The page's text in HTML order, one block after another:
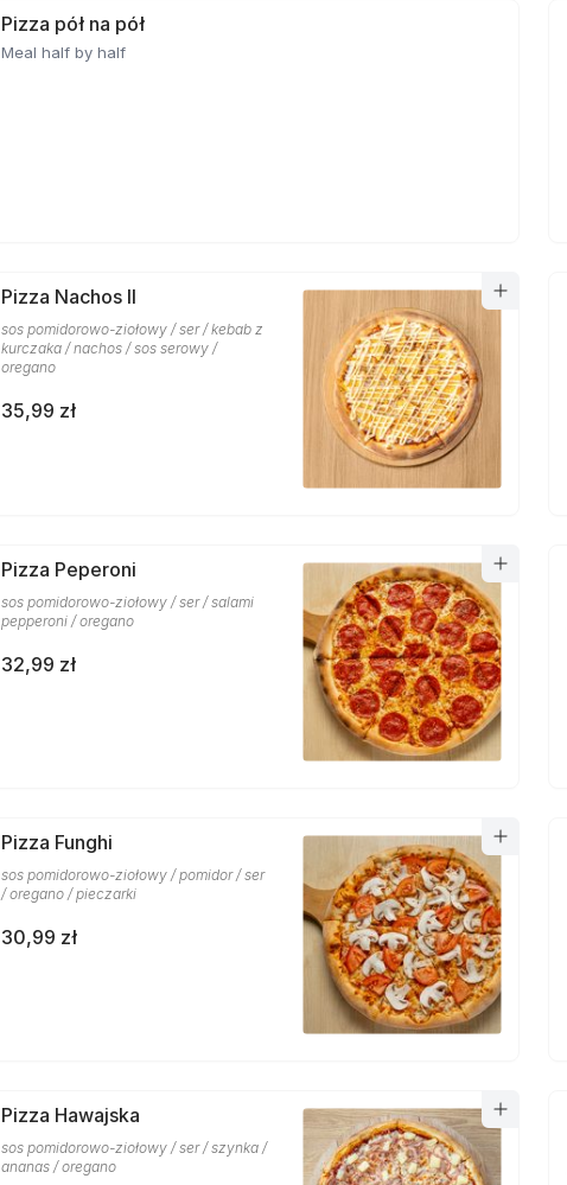
Pizza pół na pół
Meal half by half
Pizza Nachos II
sos pomidorowo-ziołowy / ser / kebab z
kurczaka / nachos / sos serowy /
oregano
35,99 zł
Pizza Peperoni
sos pomidorowo-ziołowy / ser / salami
pepperoni / oregano
32,99 zł
Pizza Funghi
sos pomidorowo-ziołowy / pomidor / ser
/ oregano / pieczarki
30,99 zł
Pizza Hawajska
sos pomidorowo-ziołowy / ser / szynka /
ananas / oregano